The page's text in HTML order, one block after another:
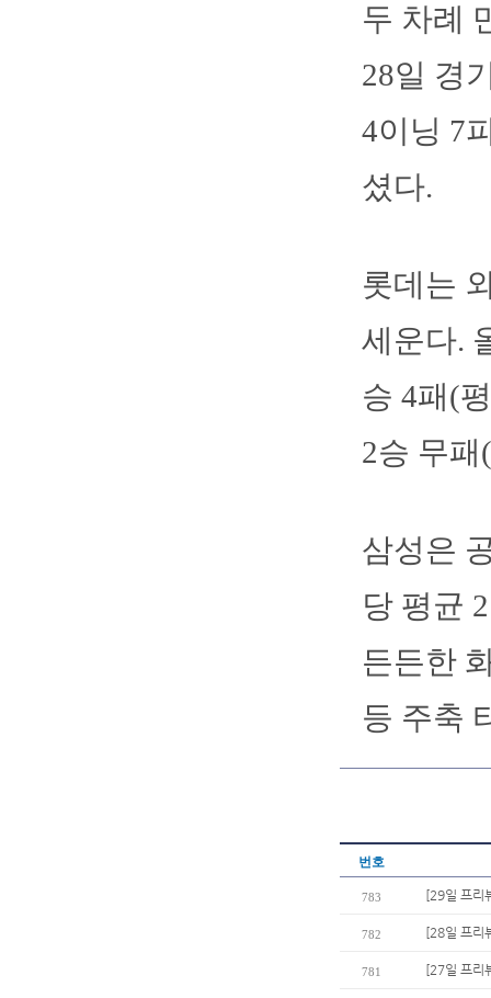
두 차례
28일 경
4이닝 7
셨다.
롯데는
세운다.
승 4패(
2승 무패
삼성은
당 평균
든든한
등 주축
번호
783 [29일 프리
782 [28일 프리
781 [27일 프리